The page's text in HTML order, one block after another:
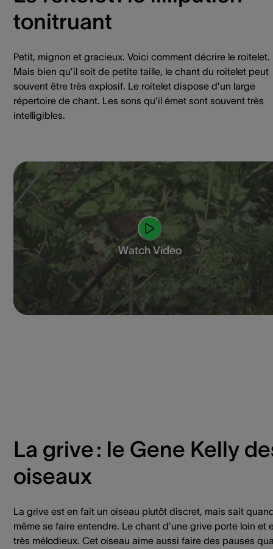
tonitruant
Petit, mignon et gracieux. Voici comment décrire le roitelet.
Mais bien qu’il soit de petite taille, le chant du roitelet peut
souvent être très explosif. Le roitelet dispose d’un large
répertoire de chant. Les sons qu’il émet sont souvent très
intelligibles.
Watch Video
La grive : le Gene Kelly
oiseaux
La grive est en fait un oiseau plutôt discret, mais sait
même se faire entendre. Le chant d’une grive porte loin et
très mélodieux. Cet oiseau aime aussi faire des pauses